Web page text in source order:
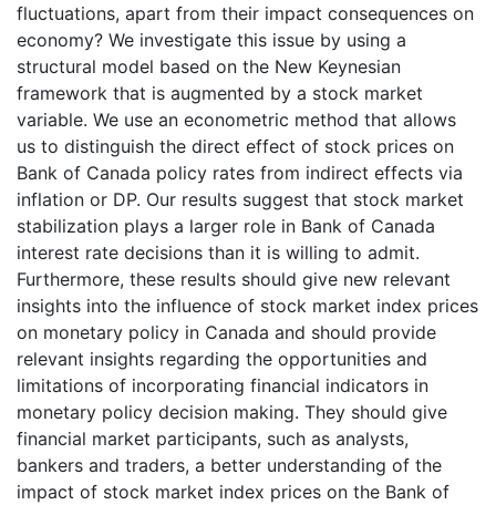
fluctuations, apart from their impact consequences on
economy? We investigate this issue by using a
structural model based on the New Keynesian
framework that is augmented by a stock market
variable. We use an econometric method that allows
us to distinguish the direct effect of stock prices on
Bank of Canada policy rates from indirect effects via
inflation or DP. Our results suggest that stock market
stabilization plays a larger role in Bank of Canada
interest rate decisions than it is willing to admit.
Furthermore, these results should give new relevant
insights into the influence of stock market index prices
on monetary policy in Canada and should provide
relevant insights regarding the opportunities and
limitations of incorporating financial indicators in
monetary policy decision making. They should give
financial market participants, such as analysts,
bankers and traders, a better understanding of the
impact of stock market index prices on the Bank of